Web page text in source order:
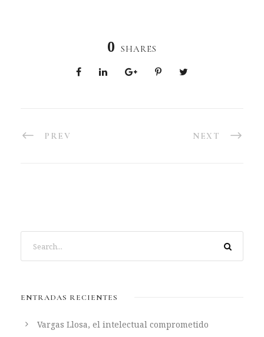
0 SHARES
PREV NEXT
ENTRADAS RECIENTES
Vargas Llosa, el intelectual comprometido